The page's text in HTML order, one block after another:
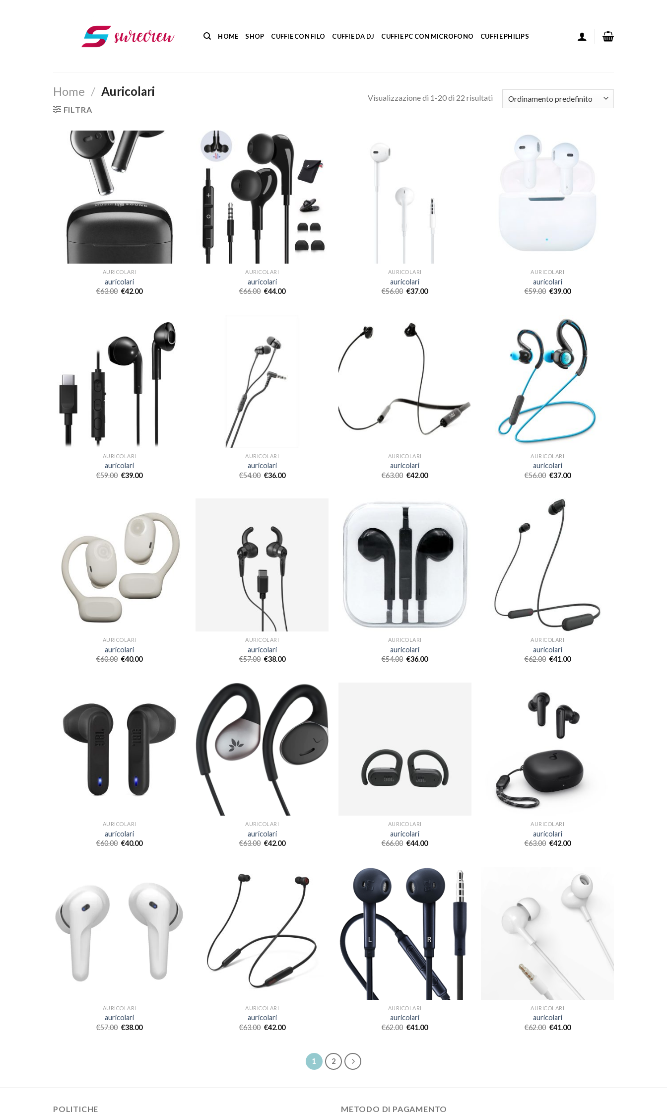
HOME SHOP CUFFIE CON FILO CUFFIE DA DJ CUFFIE PC CON MICROFONO CUFFIE PHILIPS
Home / Auricolari
FILTRA
Visualizzazione di 1-20 di 22 risultati
AURICOLARI
auricolari
€63.00 €42.00
AURICOLARI
auricolari
€66.00 €44.00
AURICOLARI
auricolari
€56.00 €37.00
AURICOLARI
auricolari
€59.00 €39.00
AURICOLARI
auricolari
€59.00 €39.00
AURICOLARI
auricolari
€54.00 €36.00
AURICOLARI
auricolari
€63.00 €42.00
AURICOLARI
auricolari
€56.00 €37.00
AURICOLARI
auricolari
€60.00 €40.00
AURICOLARI
auricolari
€57.00 €38.00
AURICOLARI
auricolari
€54.00 €36.00
AURICOLARI
auricolari
€62.00 €41.00
AURICOLARI
auricolari
€60.00 €40.00
AURICOLARI
auricolari
€63.00 €42.00
AURICOLARI
auricolari
€66.00 €44.00
AURICOLARI
auricolari
€63.00 €42.00
AURICOLARI
auricolari
€57.00 €38.00
AURICOLARI
auricolari
€63.00 €42.00
AURICOLARI
auricolari
€62.00 €41.00
AURICOLARI
auricolari
€62.00 €41.00
1 2
POLITICHE METODO DI PAGAMENTO